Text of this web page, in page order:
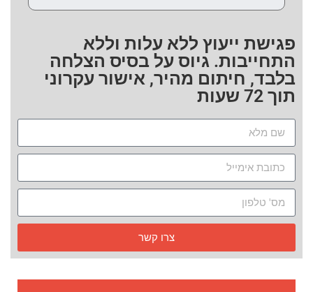
פגישת ייעוץ ללא עלות וללא
התחייבות. גיוס על בסיס הצלחה
בלבד, חיתום מהיר, אישור עקרוני
תוך 72 שעות
צרו קשר